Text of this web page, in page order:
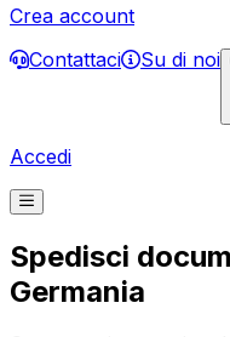
Crea account
Contattaci
Su di noi
Accedi
Spedisci
Germania